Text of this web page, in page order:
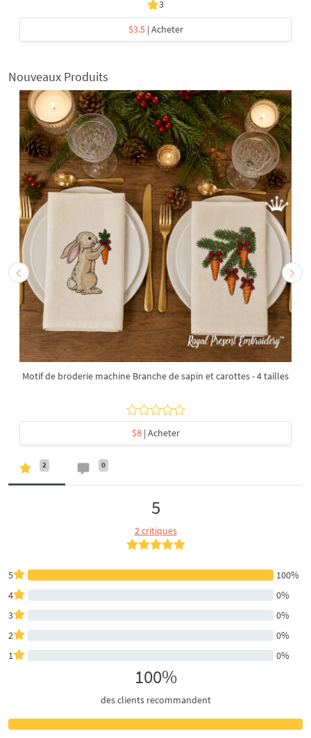
3
$3.5| Acheter
Nouveaux Produits
Motif de broderie machine Branche de sapin et carottes - 4 tailles
$8| Acheter
2 0
5
2 critiques
5
100%
4
0%
3
0%
2
0%
1
0%
100%
des clients recommandent